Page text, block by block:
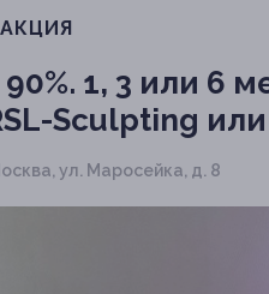
1, 3 или 6
Sculpting
ул. Маросейка, д. 8